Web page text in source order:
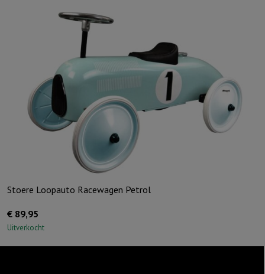
Stoere Loopauto Racewagen Petrol
€ 89,95
Uitverkocht